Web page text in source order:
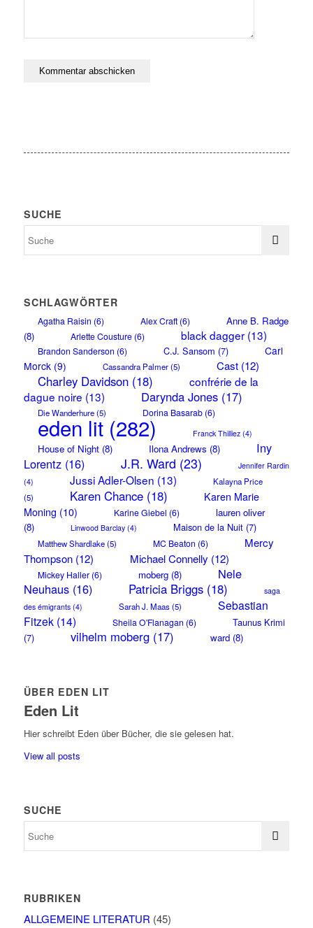
SUCHE
SCHLAGWÖRTER
Agatha Raisin (6) Alex Craft(6)
Anne B. Radge
(8)
Arlette Cousture(6) black dagger(13)
Brandon Sanderson (6) C.J. Sansom (7)
Carl
Morck(9) Cassandra Palmer(5) Cast(12)
Charley Davidson(18)
confrérie de la
dague noire (13) Darynda Jones(17)
Die Wanderhure(5) Dorina Basarab(6)
eden lit(282) Franck Thilliez(4)
House of Night(8) Ilona Andrews (8)
Iny
Lorentz(16) J.R. Ward (23)
Jennifer Rardin
(4)
Jussi Adler-Olsen (13)
Kalayna Price
(5)
Karen Chance(18)
Karen Marie
Moning (10) Karine Giebel (6)
lauren oliver
(8)
Linwood Barclay(4) Maison de la Nuit(7)
Matthew Shardlake(5) MC Beaton (6)
Mercy
Thompson(12) Michael Connelly (12)
Mickey Haller(6) moberg(8)
Nele
Neuhaus(16) Patricia Briggs(18)
saga
des émigrants(4) Sarah J. Maas(5)
Sebastian
Fitzek(14) Sheila O'Flanagan (6)
Taunus Krimi
(7)
vilhelm moberg(17) ward(8)
ÜBER EDEN LIT
Eden Lit
Hier schreibt Eden über Bücher, die sie gelesen hat.
View all posts
SUCHE
RUBRIKEN
ALLGEMEINE LITERATUR (45)